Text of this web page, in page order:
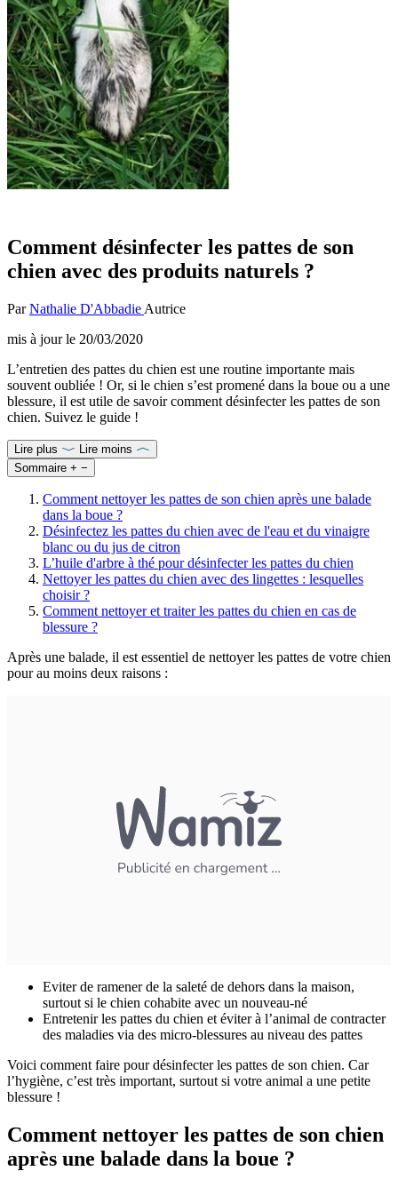
Comment désinfecter les pattes de son
chien avec des produits naturels ?
ParNathalie D'Abbadie Autrice
mis à jour le 20/03/2020
L’entretien des pattes du chien est une routine importante mais
souvent oubliée ! Or, si le chien s’est promené dans la boue ou a une
blessure, il est utile de savoir comment désinfecter les pattes de son
chien. Suivez le guide !
Lire plus
Lire moins
Sommaire + −
Comment nettoyer les pattes de son chien après une balade
dans la boue ?
Désinfectez les pattes du chien avec de l'eau et du vinaigre
blanc ou du jus de citron
L’huile d'arbre à thé pour désinfecter les pattes du chien
Nettoyer les pattes du chien avec des lingettes : lesquelles
choisir ?
Comment nettoyer et traiter les pattes du chien en cas de
blessure ?
Après une balade, il est essentiel de nettoyer les pattes de votre chien
pour au moins deux raisons :
Eviter de ramener de la saleté de dehors dans la maison,
surtout si le chien cohabite avec un nouveau-né
Entretenir les pattes du chien et éviter à l’animal de contracter
des maladies via des micro-blessures au niveau des pattes
Voici comment faire pour désinfecter les pattes de son chien. Car
l’hygiène, c’est très important, surtout si votre animal a une petite
blessure !
Comment nettoyer les pattes de son chien
après une balade dans la boue ?